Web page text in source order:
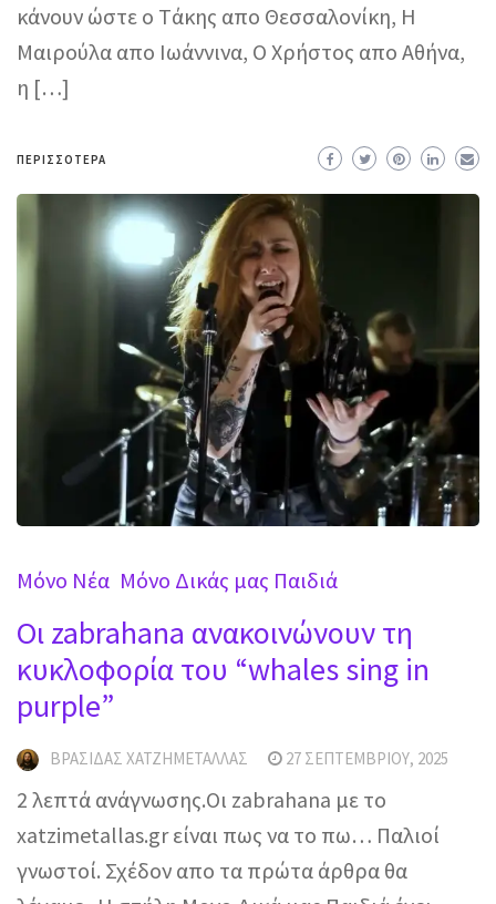
κάνουν ώστε o Tάκης απο Θεσσαλονίκη, Η
Μαιρούλα απο Ιωάννινα, Ο Χρήστος απο Αθήνα,
η […]
ΠΕΡΙΣΣΌΤΕΡΑ
Mόνο Νέα Μόνο Δικάς μας Παιδιά
Οι zabrahana ανακοινώνουν τη
κυκλοφορία του “whales sing in
purple”
ΒΡΑΣΊΔΑΣ ΧΑΤΖΗΜΕΤΑΛΛΆΣ 27 ΣΕΠΤΕΜΒΡΊΟΥ, 2025
2 λεπτά ανάγνωσης.Οι zabrahana με το
xatzimetallas.gr είναι πως να το πω… Παλιοί
γνωστοί. Σχέδον απο τα πρώτα άρθρα θα